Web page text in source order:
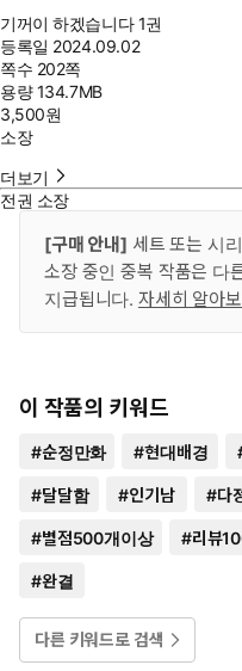
기꺼이 하겠습니다 1권
등록일 2024.09.02
쪽수 202쪽
용량134.7MB
3,500원
소장
더보기
전권 소장
[구매 안내] 세트 또는 시
소장 중인 중복 작품은 다
지급됩니다. 자세히 알아
이 작품의 키워드
#순정만화 #현대배경
#달달함 #인기남 #다
#별점500개이상 #리뷰
#완결
다른 키워드로 검색